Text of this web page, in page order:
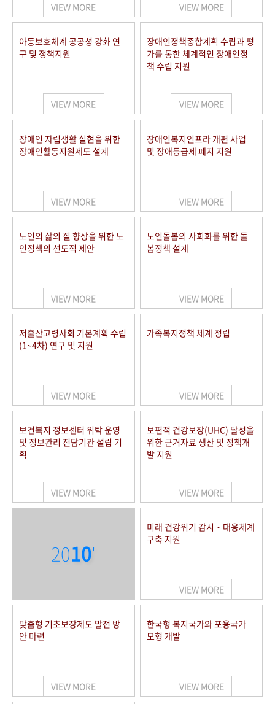
VIEW MORE VIEW MORE
아동보호체계 공공성 강화 연
구 및 정책지원
VIEW MORE
장애인정책종합계획 수립과 평
가를 통한 체계적인 장애인정
책 수립 지원
VIEW MORE
장애인 자립생활 실현을 위한
장애인활동지원제도 설계
VIEW MORE
장애인복지인프라 개편 사업
및 장애등급제 폐지 지원
VIEW MORE
노인의 삶의 질 향상을 위한 노
인정책의 선도적 제안
VIEW MORE
노인돌봄의 사회화를 위한 돌
봄정책 설계
VIEW MORE
저출산고령사회 기본계획 수립
(1~4차) 연구 및 지원
VIEW MORE
가족복지정책 체계 정립
VIEW MORE
보건복지 정보센터 위탁 운영
및 정보관리 전담기관 설립 기
획
VIEW MORE
보편적 건강보장(UHC) 달성을
위한 근거자료 생산 및 정책개
발 지원
VIEW MORE
2010'
미래 건강위기 감시‧대응체계
구축 지원
VIEW MORE
맞춤형 기초보장제도 발전 방
안 마련
VIEW MORE
한국형 복지국가와 포용국가
모형 개발
VIEW MORE